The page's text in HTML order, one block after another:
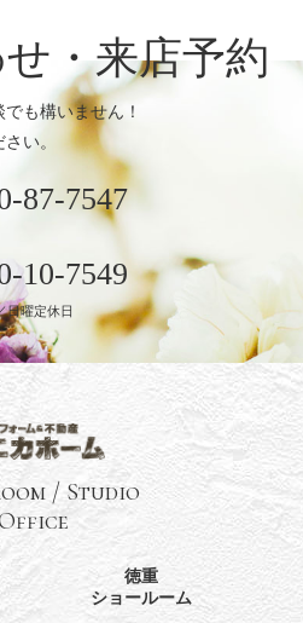
・来店予約
も構いません！
い。
87-7547
10-7549
日曜定休日
/ Studio
徳重
ショールーム